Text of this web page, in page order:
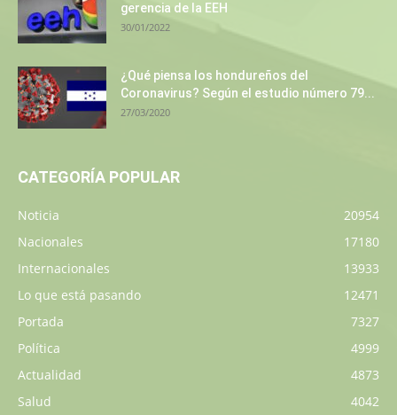
gerencia de la EEH
30/01/2022
¿Qué piensa los hondureños del
Coronavirus? Según el estudio número 79...
27/03/2020
CATEGORÍA POPULAR
Noticia
20954
Nacionales
17180
Internacionales
13933
Lo que está pasando
12471
Portada
7327
Política
4999
Actualidad
4873
Salud
4042